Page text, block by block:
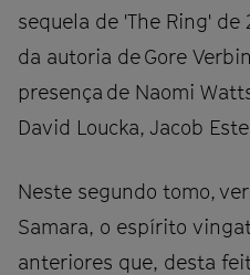
sequela de 'The Ring'
da autoria de Gore
presença de Naomi
David Loucka, Jacob
Neste segundo tomo,
Samara, o espírito
anteriores que, desta